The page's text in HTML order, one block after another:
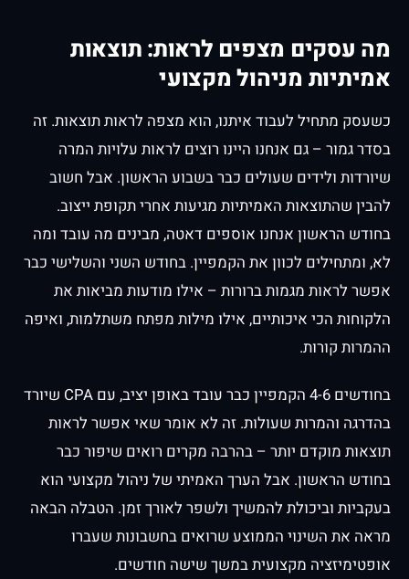
מה עסקים מצפים לראות: תוצאות
אמיתיות מניהול מקצועי
כשעסק מתחיל לעבוד איתנו, הוא מצפה לראות תוצאות. זה
בסדר גמור – גם אנחנו היינו רוצים לראות עלויות המרה
שיורדות ולידים שעולים כבר בשבוע הראשון. אבל חשוב
להבין שהתוצאות האמיתיות מגיעות אחרי תקופת ייצוב.
בחודש הראשון אנחנו אוספים דאטה, מבינים מה עובד ומה
לא, ומתחילים לכוון את הקמפיין. בחודש השני והשלישי כבר
אפשר לראות מגמות ברורות – אילו מודעות מביאות את
הלקוחות הכי איכותיים, אילו מילות מפתח משתלמות, ואיפה
ההמרות קורות.
בחודשים 4-6 הקמפיין כבר עובד באופן יציב, עם CPA שיורד
בהדרגה והמרות שעולות. זה לא אומר שאי אפשר לראות
תוצאות מוקדם יותר – בהרבה מקרים רואים שיפור כבר
בחודש הראשון. אבל הערך האמיתי של ניהול מקצועי הוא
בעקביות וביכולת להמשיך ולשפר לאורך זמן. הטבלה הבאה
מראה את השינוי הממוצע שרואים בחשבונות שעברו
אופטימיזציה מקצועית במשך שישה חודשים.